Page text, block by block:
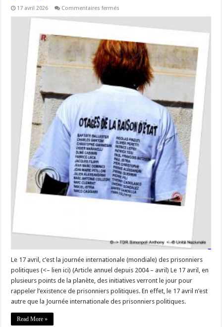
17 avril 2026 Commentaires fermés
a
ans
:
17
avril
2004
avril
Paris
et
dans
le
monde
« Journée
internationale
des
prisonniers
politiques »
Le 17 avril, c’est la journée internationale (mondiale) des prisonniers
politiques (<– lien ici) (Article annuel depuis 2004 – avril) Le 17 avril, en
plusieurs points de la planète, des initiatives verront le jour pour
rappeler l’existence de prisonniers politiques. En effet, le 17 avril n’est
autre que la Journée internationale des prisonniers politiques.
Read More »